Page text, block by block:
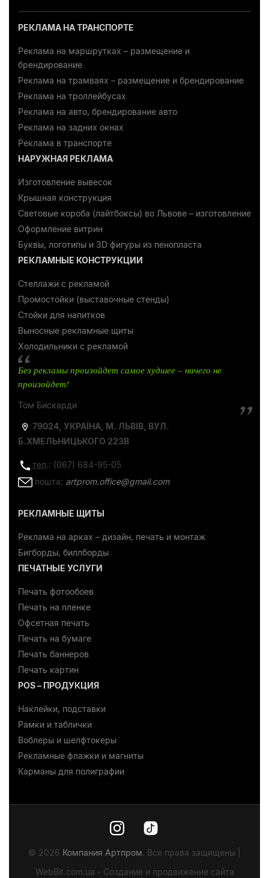
РЕКЛАМА НА ТРАНСПОРТЕ
Реклама на маршрутках – размещение и
брендирование
Реклама на трамваях – размещение и брендирование
Реклама на троллейбусах
Реклама на авто, брендирование авто
Реклама на задних окнах
Реклама в транспорте
НАРУЖНАЯ РЕКЛАМА
Изготовление вывесок
Крышная конструкция
Световые короба (лайтбоксы) во Львове – изготовление
Оформление витрин
Буквы, логотипы и 3D фигуры из пенопласта
РЕКЛАМНЫЕ КОНСТРУКЦИИ
Стеллажи с рекламой
Промостойки (выставочные стенды)
Стойки для напитков
Выносные рекламные щиты
Холодильники с рекламой
Без рекламы произойдет самое худшее – ничего не
произойдет!
Том Бискарди
79024, УКРАЇНА, М. ЛЬВІВ, ВУЛ.
Б.ХМЕЛЬНИЦЬКОГО 223В
тел.: (067) 684-95-05
пошта: artprom.office@gmail.com
РЕКЛАМНЫЕ ЩИТЫ
Реклама на арках – дизайн, печать и монтаж
Бигборды, биллборды
ПЕЧАТНЫЕ УСЛУГИ
Печать фотообоев
Печать на пленке
Офсетная печать
Печать на бумаге
Печать баннеров
Печать картин
POS – ПРОДУКЦИЯ
Наклейки, подставки
Рамки и таблички
Воблеры и шелфтокеры
Рекламные флажки и магниты
Карманы для полиграфии
© 2026 Компания Артпром. Все права защищены |
WebBit.com.ua - Создание и продвижение сайта